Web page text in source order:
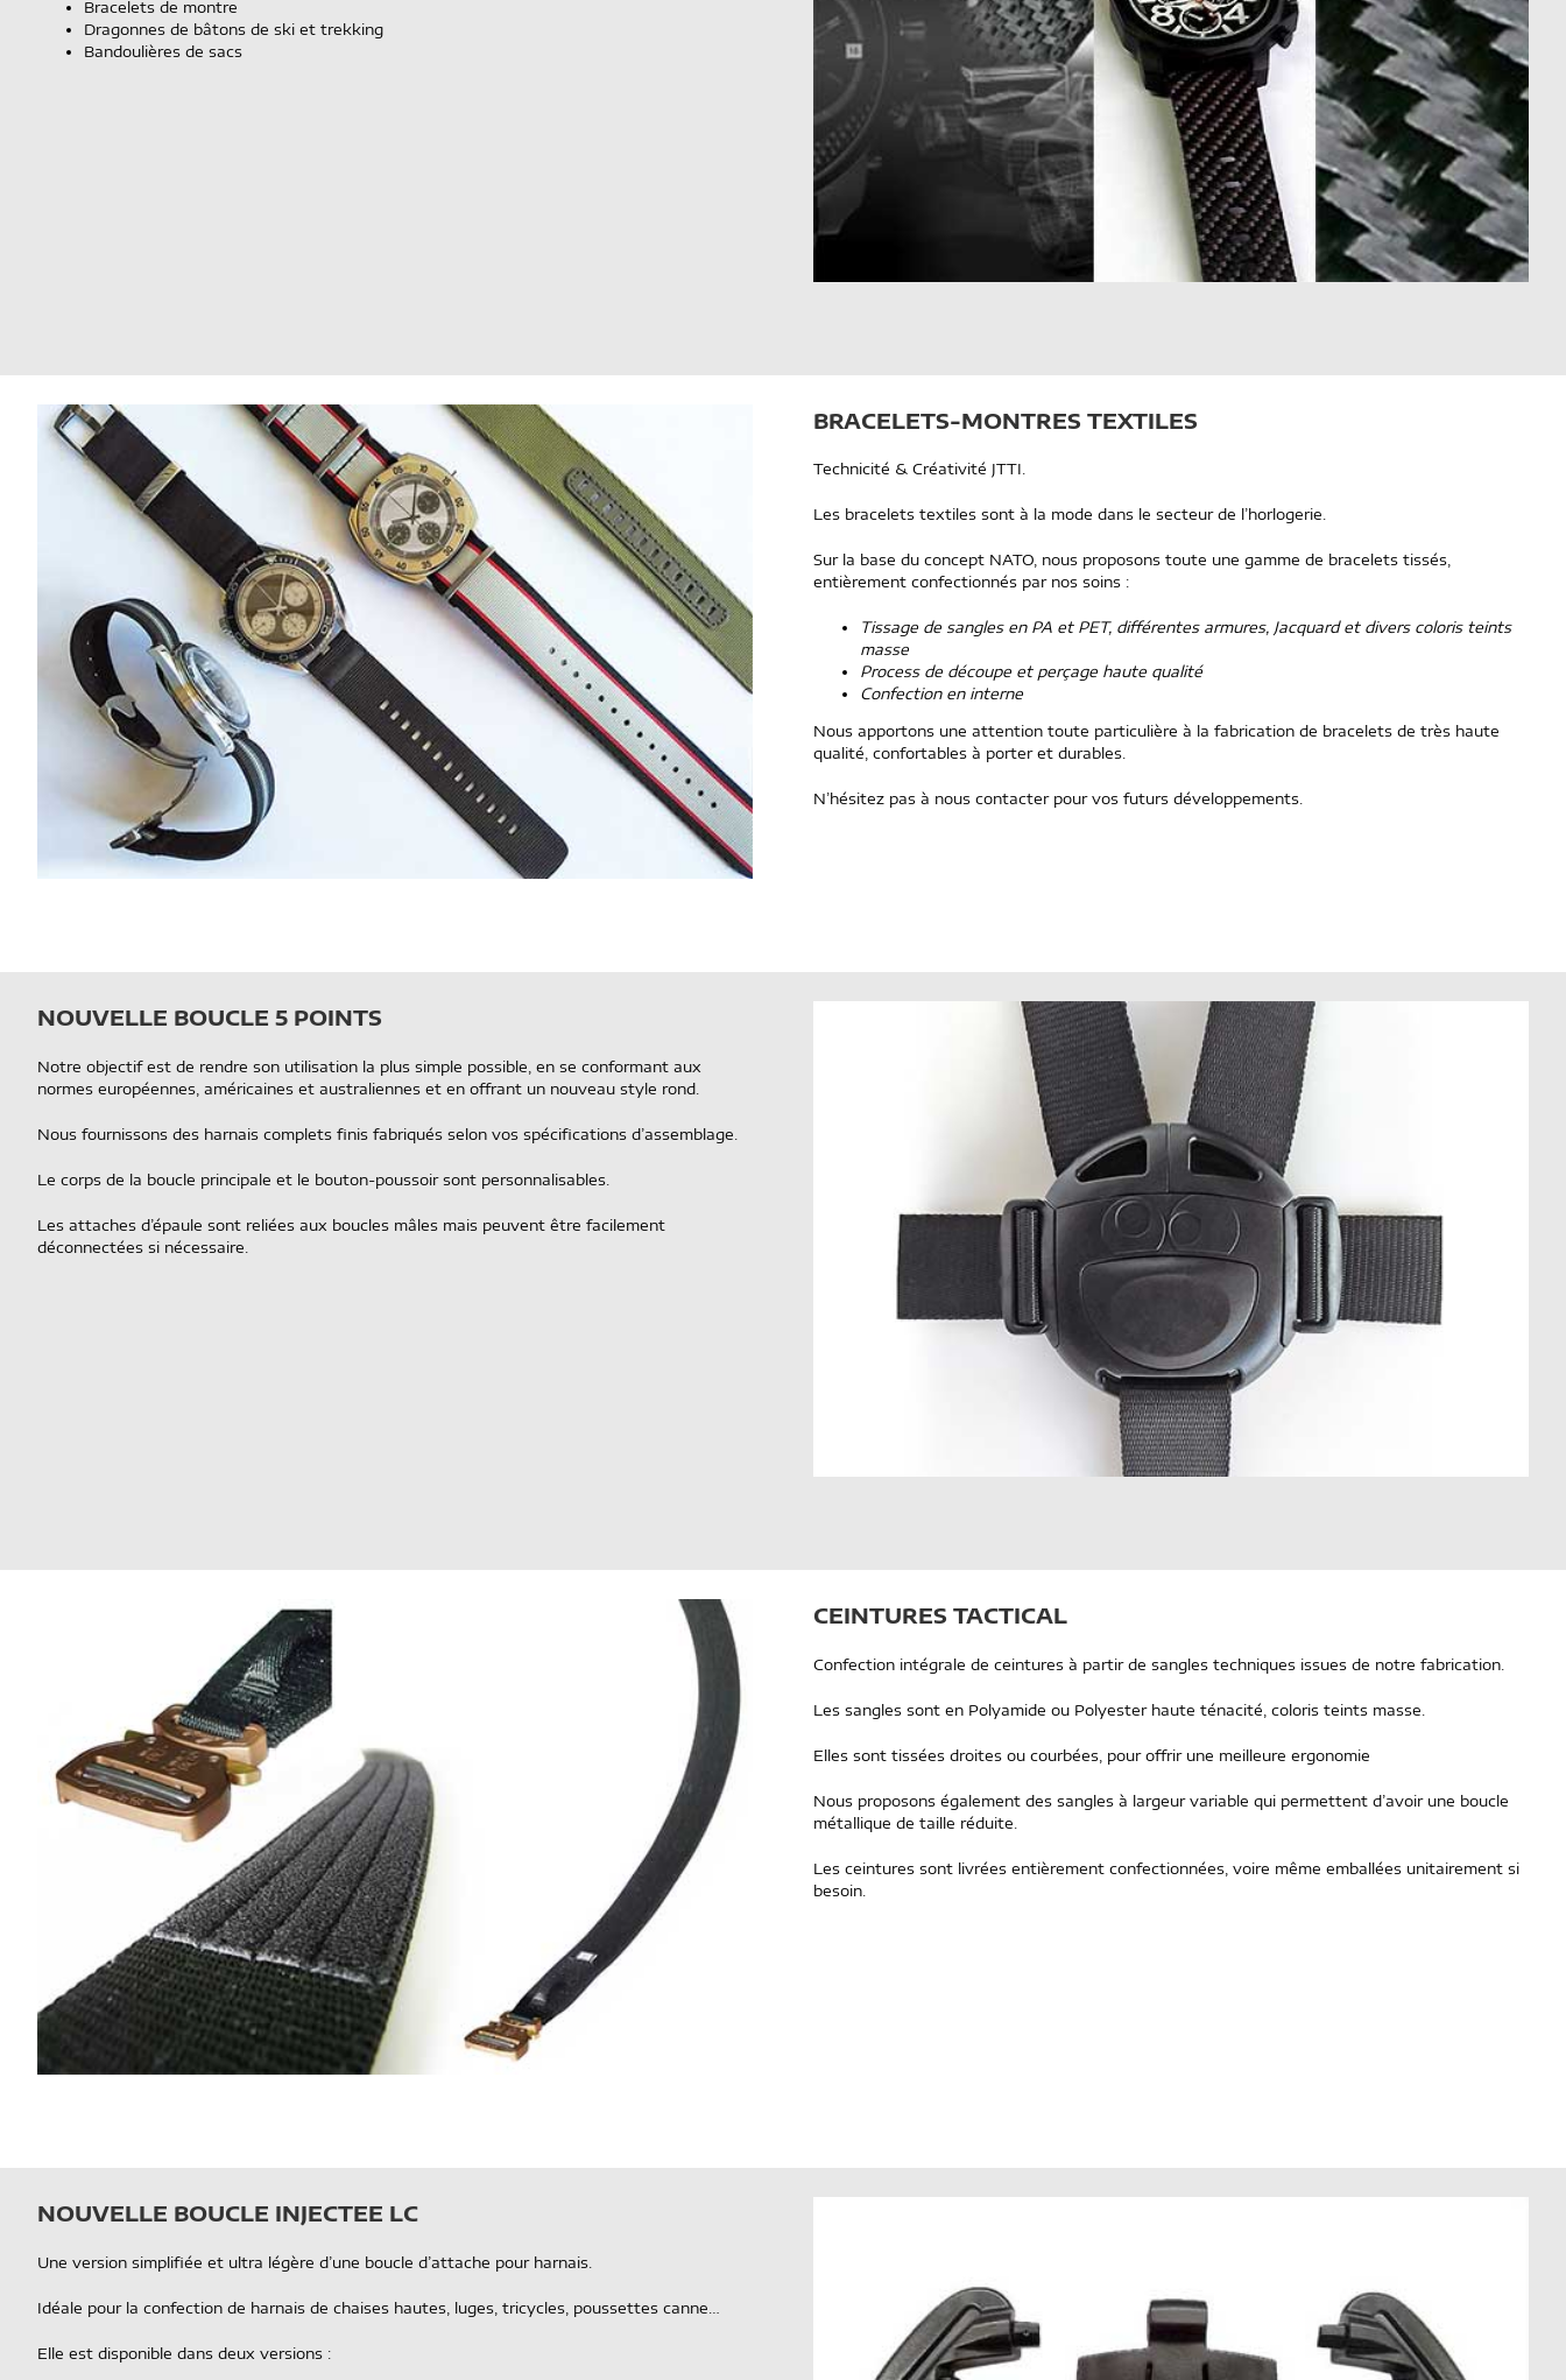
Bracelets de montre
Dragonnes de bâtons de ski et trekking
Bandoulières de sacs
BRACELETS-MONTRES TEXTILES
Technicité & Créativité JTTI.
Les bracelets textiles sont à la mode dans le secteur de l’horlogerie.
Sur la base du concept NATO, nous proposons toute une gamme de bracelets tissés,
entièrement confectionnés par nos soins :
Tissage de sangles en PA et PET, différentes armures, Jacquard et divers coloris teints
masse
Process de découpe et perçage haute qualité
Confection en interne
Nous apportons une attention toute particulière à la fabrication de bracelets de très haute
qualité, confortables à porter et durables.
N’hésitez pas à nous contacter pour vos futurs développements.
NOUVELLE BOUCLE 5 POINTS
Notre objectif est de rendre son utilisation la plus simple possible, en se conformant aux
normes européennes, américaines et australiennes et en offrant un nouveau style rond.
Nous fournissons des harnais complets finis fabriqués selon vos spécifications d’assemblage.
Le corps de la boucle principale et le bouton-poussoir sont personnalisables.
Les attaches d’épaule sont reliées aux boucles mâles mais peuvent être facilement
déconnectées si nécessaire.
CEINTURES TACTICAL
Confection intégrale de ceintures à partir de sangles techniques issues de notre fabrication.
Les sangles sont en Polyamide ou Polyester haute ténacité, coloris teints masse.
Elles sont tissées droites ou courbées, pour offrir une meilleure ergonomie
Nous proposons également des sangles à largeur variable qui permettent d’avoir une boucle
métallique de taille réduite.
Les ceintures sont livrées entièrement confectionnées, voire même emballées unitairement si
besoin.
NOUVELLE BOUCLE INJECTEE LC
Une version simplifiée et ultra légère d’une boucle d’attache pour harnais.
Idéale pour la confection de harnais de chaises hautes, luges, tricycles, poussettes canne…
Elle est disponible dans deux versions :